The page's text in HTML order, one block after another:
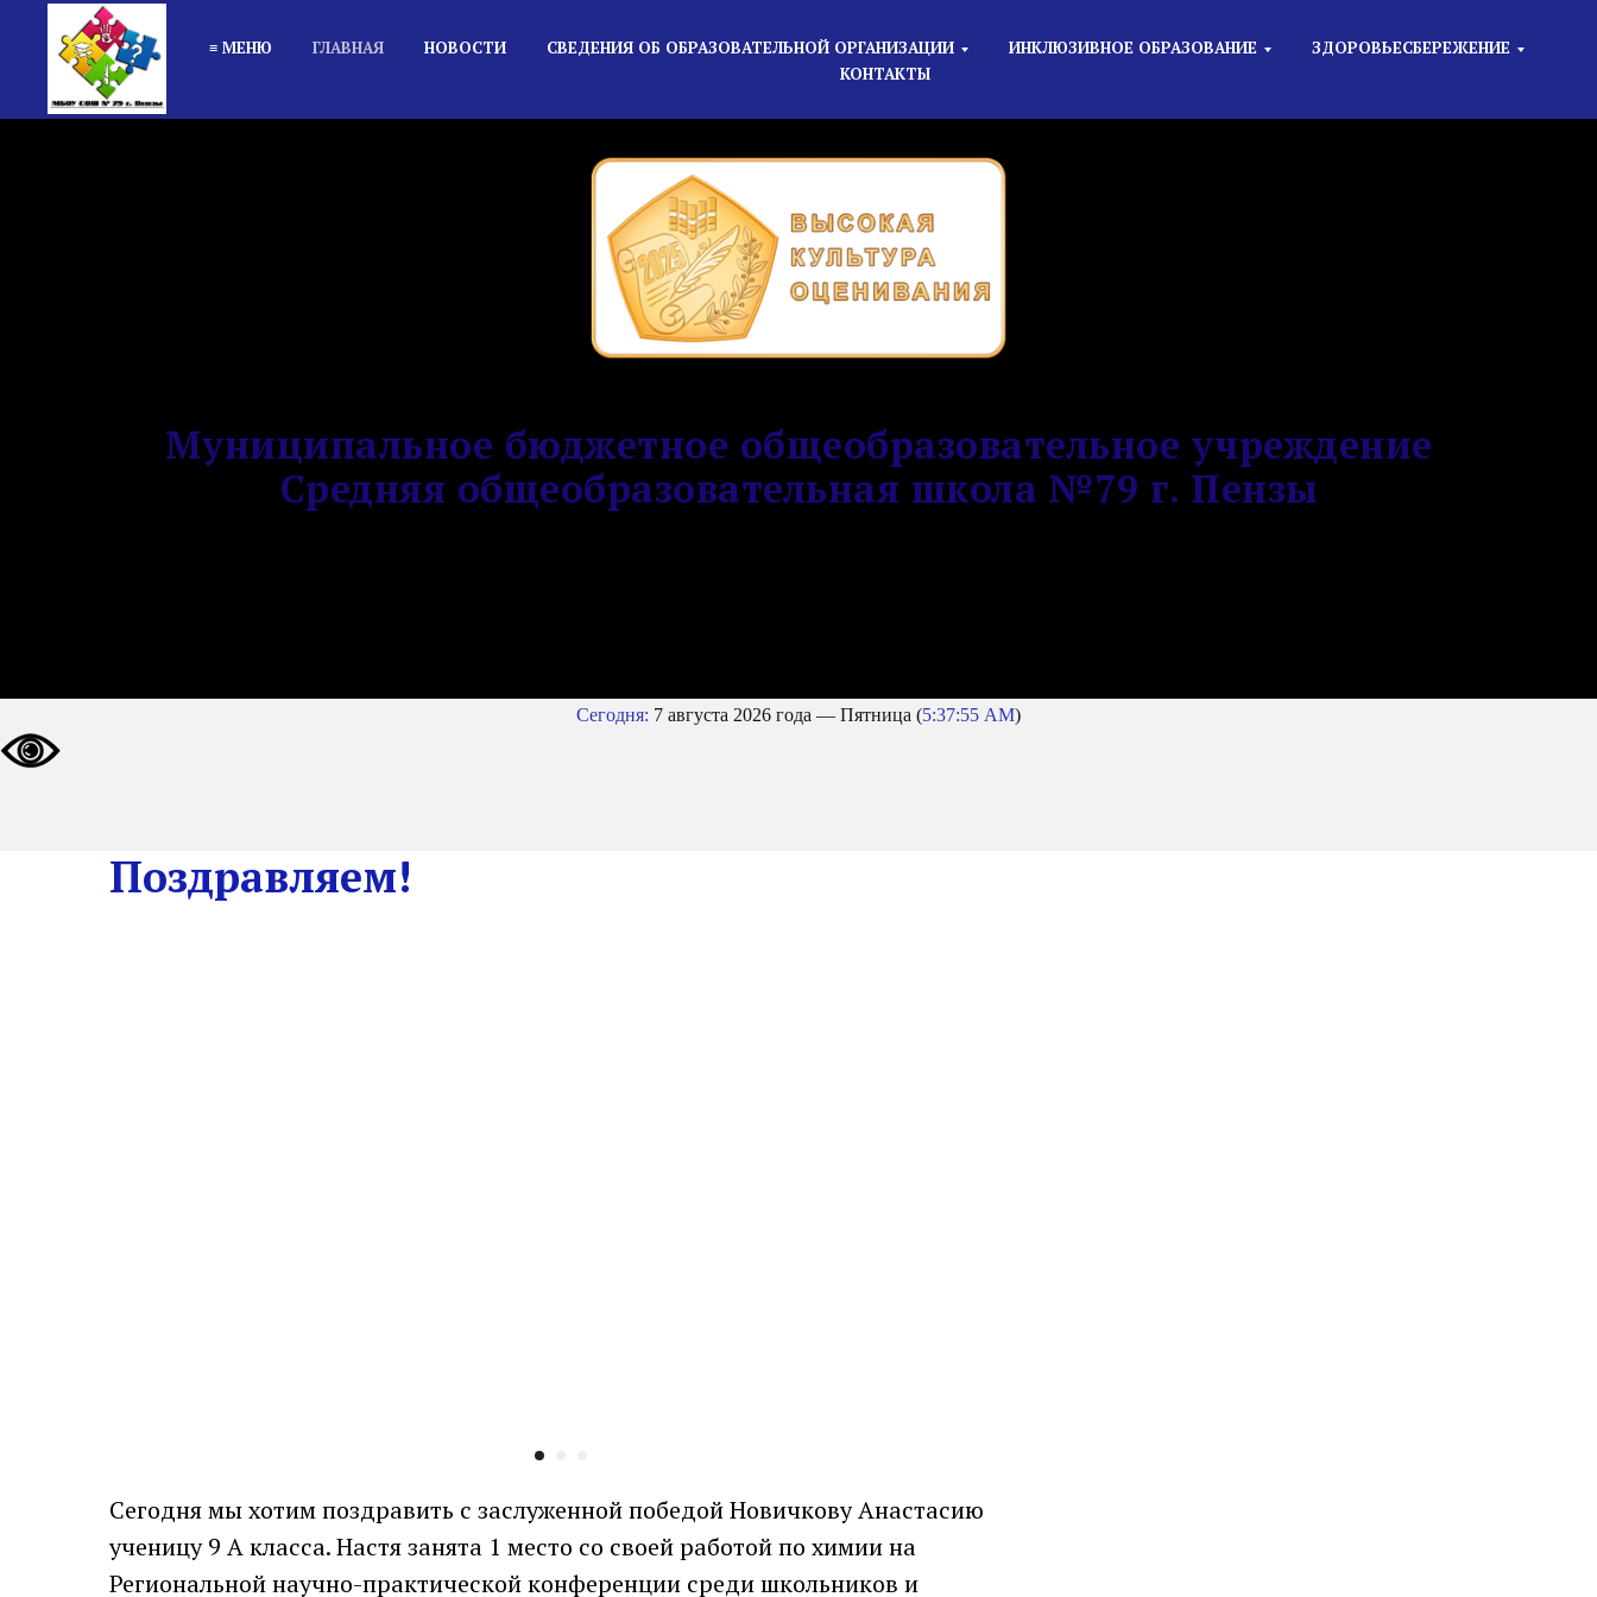
≡ МЕНЮ ГЛАВНАЯ НОВОСТИ СВЕДЕНИЯ ОБ ОБРАЗОВАТЕЛЬНОЙ ОРГАНИЗАЦИИ ИНКЛЮЗИВНОЕ ОБРАЗОВАНИЕ
ЗДОРОВЬЕСБЕРЕЖЕНИЕ
КОНТАКТЫ
Муниципальное бюджетное общеобразовательное учреждение
Средняя общеобразовательная школа №79 г. Пензы
Сегодня: 7 августа 2026 года — Пятница (5:37:56 AM)
Поздравляем!
Сегодня мы хотим поздравить с заслуженной победой Новичкову Анастасию
ученицу 9 А класса. Настя занята 1 место со своей работой по химии на
Региональной научно-практической конференции среди школьников и